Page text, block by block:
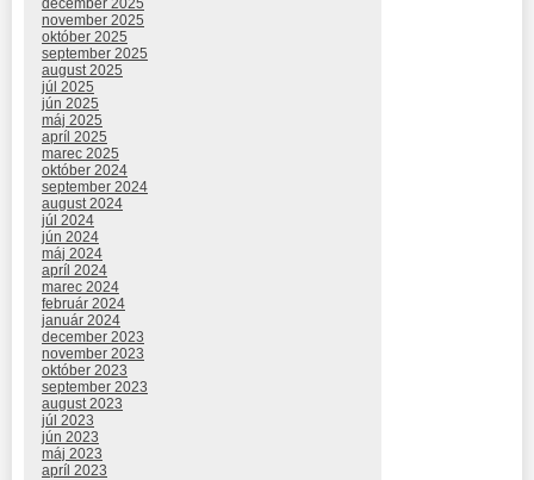
december 2025
november 2025
október 2025
september 2025
august 2025
júl 2025
jún 2025
máj 2025
apríl 2025
marec 2025
október 2024
september 2024
august 2024
júl 2024
jún 2024
máj 2024
apríl 2024
marec 2024
február 2024
január 2024
december 2023
november 2023
október 2023
september 2023
august 2023
júl 2023
jún 2023
máj 2023
apríl 2023